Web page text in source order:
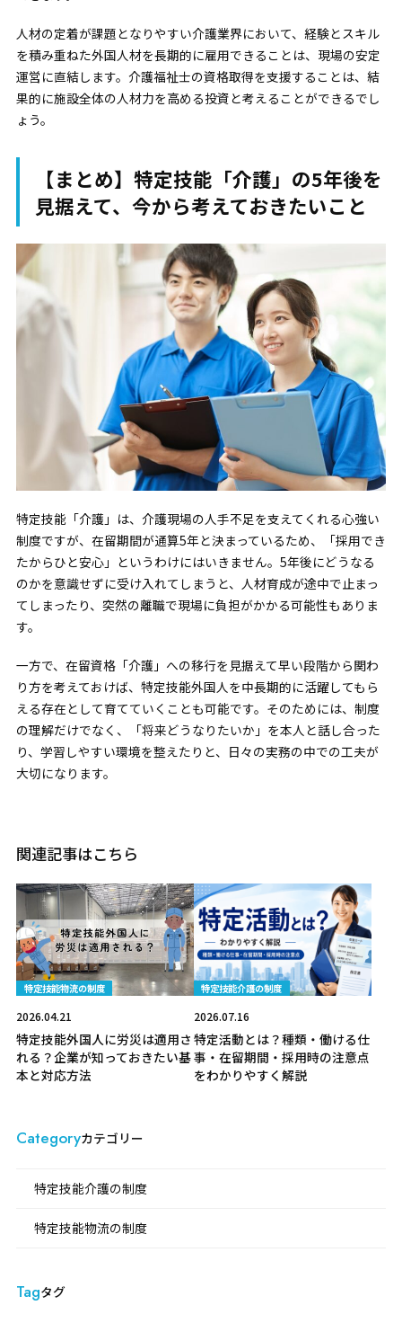
人材の定着が課題となりやすい介護業界において、経験とスキル
を積み重ねた外国人材を長期的に雇用できることは、現場の安定
運営に直結します。介護福祉士の資格取得を支援することは、結
果的に施設全体の人材力を高める投資と考えることができるでし
ょう。
【まとめ】特定技能「介護」の5年後を
見据えて、今から考えておきたいこと
特定技能「介護」は、介護現場の人手不足を支えてくれる心強い
制度ですが、在留期間が通算5年と決まっているため、「採用でき
たからひと安心」というわけにはいきません。5年後にどうなる
のかを意識せずに受け入れてしまうと、人材育成が途中で止まっ
てしまったり、突然の離職で現場に負担がかかる可能性もありま
す。
一方で、在留資格「介護」への移行を見据えて早い段階から関わ
り方を考えておけば、特定技能外国人を中長期的に活躍してもら
える存在として育てていくことも可能です。そのためには、制度
の理解だけでなく、「将来どうなりたいか」を本人と話し合った
り、学習しやすい環境を整えたりと、日々の実務の中での工夫が
大切になります。
関連記事はこちら
特定技能物流の制度
2026.04.21
特定技能外国人に労災は適用さ
れる？企業が知っておきたい基
本と対応方法
特定技能介護の制度
2026.07.16
特定活動とは？種類・働ける仕
事・在留期間・採用時の注意点
をわかりやすく解説
Categoryカテゴリー
特定技能介護の制度
特定技能物流の制度
Tagタグ